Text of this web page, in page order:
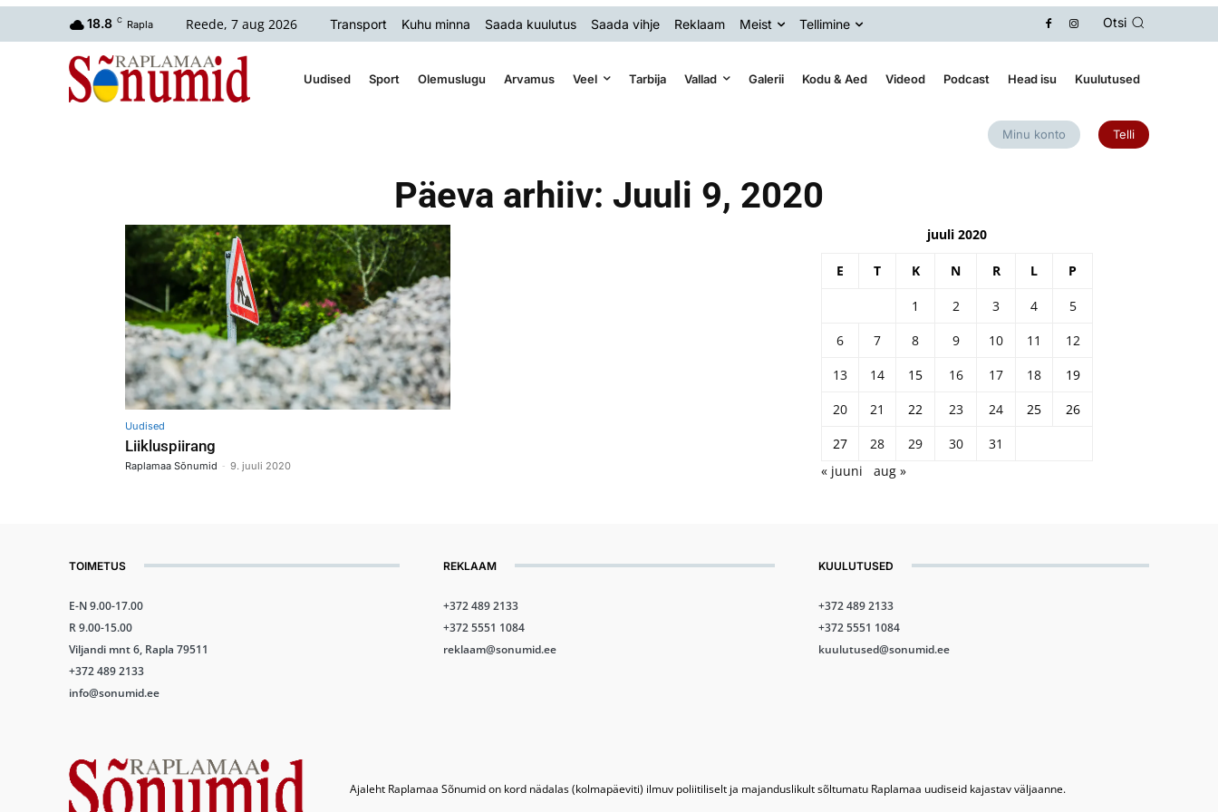
18.8 C Rapla Reede, 7 aug 2026 Transport Kuhu minna Saada kuulutus Saada vihje Reklaam Meist Tellimine Otsi
Uudised Sport Olemuslugu Arvamus Veel Tarbija Vallad Galerii Kodu & Aed Videod Podcast Head isu Kuulutused
Minu konto Telli
Päeva arhiiv: Juuli 9, 2020
Uudised
Liikluspiirang
Raplamaa Sõnumid - 9. juuli 2020
juuli 2020
E T K N R L P
1 2 3 4
5
6
7 8 9 10 11
12
13
14 15 16 17 18
19
20
21 22 23 24 25
26
27
28 29 30
31
« juuni
aug »
TOIMETUS
E-N 9.00-17.00
R 9.00-15.00
Viljandi mnt 6, Rapla 79511
+372 489 2133
info@sonumid.ee
REKLAAM
+372 489 2133
+372 5551 1084
reklaam@sonumid.ee
KUULUTUSED
+372 489 2133
+372 5551 1084
kuulutused@sonumid.ee
Ajaleht Raplamaa Sõnumid on kord nädalas (kolmapäeviti) ilmuv poliitiliselt ja majanduslikult sõltumatu Raplamaa uudiseid kajastav väljaanne.